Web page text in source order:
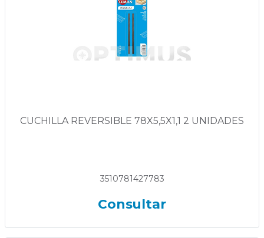
CUCHILLA REVERSIBLE 78X5,5X1,1 2 UNIDADES
3510781427783
Consultar